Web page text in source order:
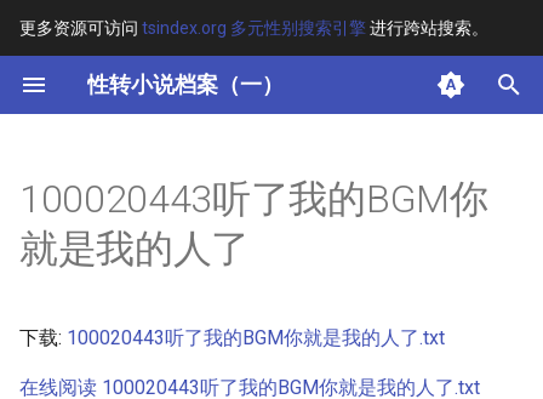
更多资源可访问 tsindex.org 多元性别搜索引擎进行跨站搜索。
性转小说档案（一）
键
开
始
索
其他信息 [Processed Page
Metadata]
100020443听了我的BGM你
就是我的人了
下载: 100020443听了我的BGM你就是我的人了.txt
在线阅读 100020443听了我的BGM你就是我的人了.txt